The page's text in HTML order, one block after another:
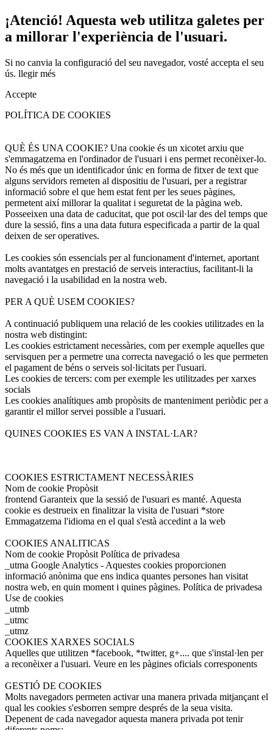
¡Atenció! Aquesta web utilitza galetes per
a millorar l'experiència de l'usuari.
Si no canvia la configuració del seu navegador, vosté accepta el seu
ús. llegir més
Accepte
POLÍTICA DE COOKIES
QUÈ ÉS UNA COOKIE? Una cookie és un xicotet arxiu que
s'emmagatzema en l'ordinador de l'usuari i ens permet reconèixer-lo.
No és més que un identificador únic en forma de fitxer de text que
alguns servidors remeten al dispositiu de l'usuari, per a registrar
informació sobre el que hem estat fent per les seues pàgines,
permetent així millorar la qualitat i seguretat de la pàgina web.
Posseeixen una data de caducitat, que pot oscil·lar des del temps que
dure la sessió, fins a una data futura especificada a partir de la qual
deixen de ser operatives.
Les cookies són essencials per al funcionament d'internet, aportant
molts avantatges en prestació de serveis interactius, facilitant-li la
navegació i la usabilidad en la nostra web.
PER A QUÈ USEM COOKIES?
A continuació publiquem una relació de les cookies utilitzades en la
nostra web distingint:
Les cookies estrictament necessàries, com per exemple aquelles que
servisquen per a permetre una correcta navegació o les que permeten
el pagament de béns o serveis sol·licitats per l'usuari.
Les cookies de tercers: com per exemple les utilitzades per xarxes
socials
Les cookies analítiques amb propòsits de manteniment periòdic per a
garantir el millor servei possible a l'usuari.
QUINES COOKIES ES VAN A INSTAL·LAR?
COOKIES ESTRICTAMENT NECESSÀRIES
Nom de cookie Propòsit
frontend Garanteix que la sessió de l'usuari es manté. Aquesta
cookie es destrueix en finalitzar la visita de l'usuari *store
Emmagatzema l'idioma en el qual s'està accedint a la web
COOKIES ANALITICAS
Nom de cookie Propòsit Política de privadesa
_utma Google Analytics - Aquestes cookies proporcionen
informació anònima que ens indica quantes persones han visitat
nostra web, en quin moment i quines pàgines. Política de privadesa
Use de cookies
_utmb
_utmc
_utmz
COOKIES XARXES SOCIALS
Aquelles que utilitzen *facebook, *twitter, g+.... que s'instal·len per
a reconèixer a l'usuari. Veure en les pàgines oficials corresponents
GESTIÓ DE COOKIES
Molts navegadors permeten activar una manera privada mitjançant el
qual les cookies s'esborren sempre després de la seua visita.
Depenent de cada navegador aquesta manera privada pot tenir